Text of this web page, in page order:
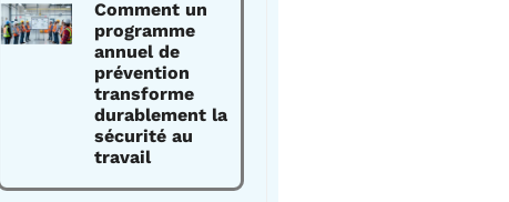
Comment un
programme
annuel de
prévention
transforme
durablement la
sécurité au
travail